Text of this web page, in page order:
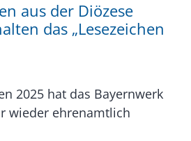
aus der Diözese
das „Lesezeichen
2025 hat das Bayernwerk
wieder ehrenamtlich